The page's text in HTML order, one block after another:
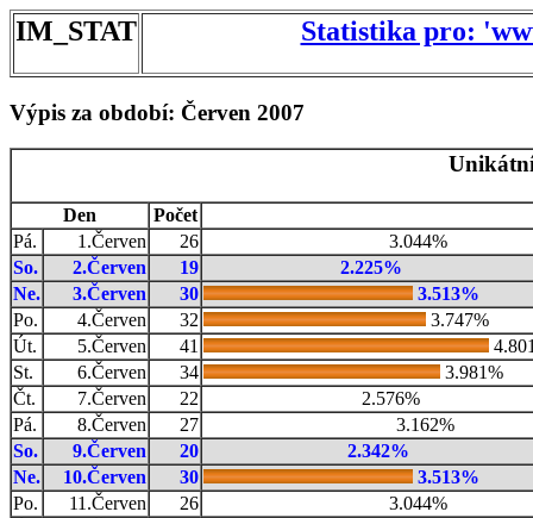
IM_STAT Statistika pro:
Výpis za období: Červen 2007
Den
Počet
Pá.
1.Červen 26
3.044%
So.
2.Červen 19
2.225%
Ne.
3.Červen 30
3.513%
Po.
4.Červen 32
3.747%
Út.
5.Červen 41
St.
6.Červen 34
3.981%
Čt.
7.Červen 22
2.576%
Pá.
8.Červen 27
3.162%
So.
9.Červen 20
2.342%
Ne.
10.Červen 30
3.513%
Po.
11.Červen 26
3.044%